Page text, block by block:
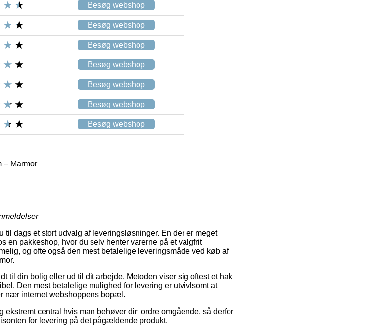
Besøg webshop
Besøg webshop
Besøg webshop
Besøg webshop
Besøg webshop
Besøg webshop
Besøg webshop
– Marmor
til dags et stort udvalg af leveringsløsninger. En der er meget
en pakkeshop, hvor du selv henter varerne på et valgfrit
og ofte også den mest betalelige leveringsmåde ved køb af
til din bolig eller ud til dit arbejde. Metoden viser sig oftest et hak
Den mest betalelige mulighed for levering er utvivlsomt at
nær internet webshoppens bopæl.
central hvis man behøver din ordre omgående, så derfor
for levering på det pågældende produkt.